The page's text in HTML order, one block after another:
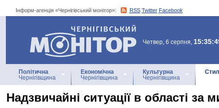
Інформ-агенція «Чернігівський монітор»: RSS Twitter Facebook
Інформ-агенція
«Чернігівський монітор»
Четвер, 6 серпня,
Політична
Чернігівщина
Економічна
Чернігівщина
Культурна
Чернігівщина
Надзвичайні ситуації в області за